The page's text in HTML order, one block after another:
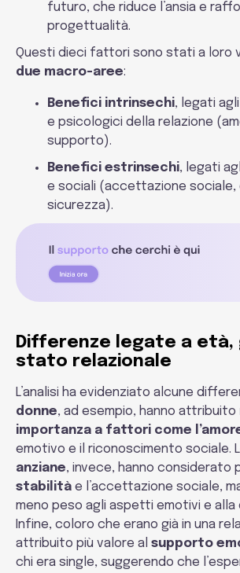
futuro, che riduce l’ansia e
progettualità.
Questi dieci fattori sono stati a loro
due macro-aree:
Benefici intrinsechi, legati
e psicologici della relazione
supporto).
Benefici estrinsechi, legati
e sociali (accettazione sociale,
sicurezza).
Differenze legate a età,
stato relazionale
L’analisi ha evidenziato alcune
donne, ad esempio, hanno attribuito
importanza a fattori come
emotivo e il riconoscimento sociale.
anziane, invece, hanno considerato
stabilità e l’accettazione sociale,
meno peso agli aspetti emotivi e alla
Infine, coloro che erano già in una
attribuito più valore al supporto
chi era single, suggerendo che